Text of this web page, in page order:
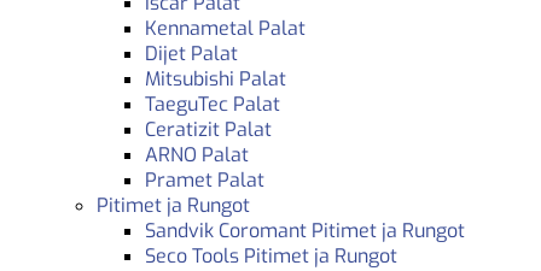
Kennametal Palat
Dijet Palat
Mitsubishi Palat
TaeguTec Palat
Ceratizit Palat
ARNO Palat
Pramet Palat
Pitimet ja Rungot
Sandvik Coromant Pitimet ja Rungot
Seco Tools Pitimet ja Rungot